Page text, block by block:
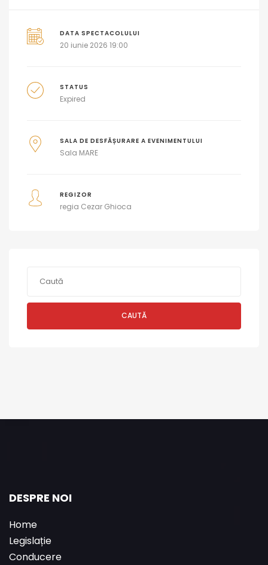
DATA SPECTACOLULUI
20 iunie 2026 19:00
STATUS
Expired
SALA DE DESFĂȘURARE A EVENIMENTULUI
Sala MARE
REGIZOR
regia Cezar Ghioca
CAUTĂ
DESPRE NOI
Home
Legislație
Conducere